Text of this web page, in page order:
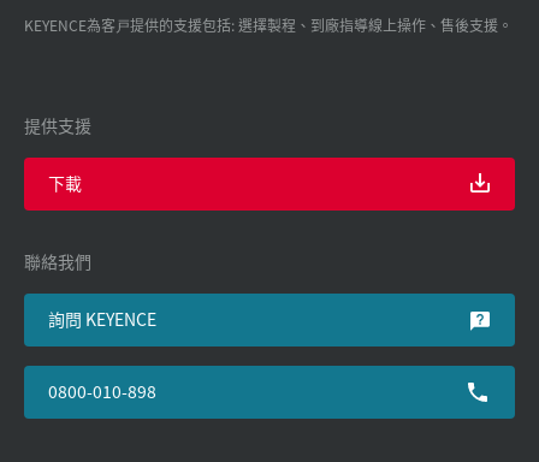
KEYENCE為客戸提供的支援包括: 選擇製程、到廠指導線上操作、售後支援。
提供支援
下載
聯絡我們
詢問 KEYENCE
0800-010-898